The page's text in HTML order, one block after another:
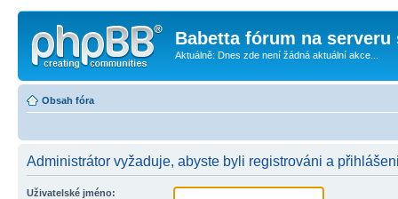
Babetta fórum na serveru
Aktuálně: Dnes zde není žádná aktuální akce...
Obsah fóra
Administrátor vyžaduje, abyste byli registrováni a
Uživatelské jméno: